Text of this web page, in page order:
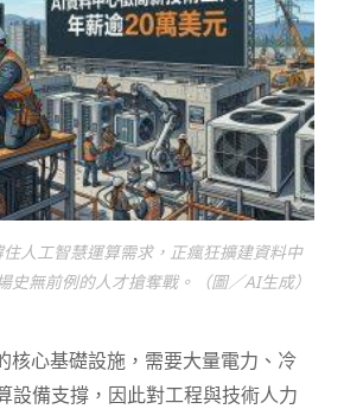
人工智慧運算需求，正瘋狂擴建資料中
史無前例的人才搶奪戰。（圖／AI生成）
核心基礎設施，需要大量電力、冷
設備支撐，因此對工程與技術人力